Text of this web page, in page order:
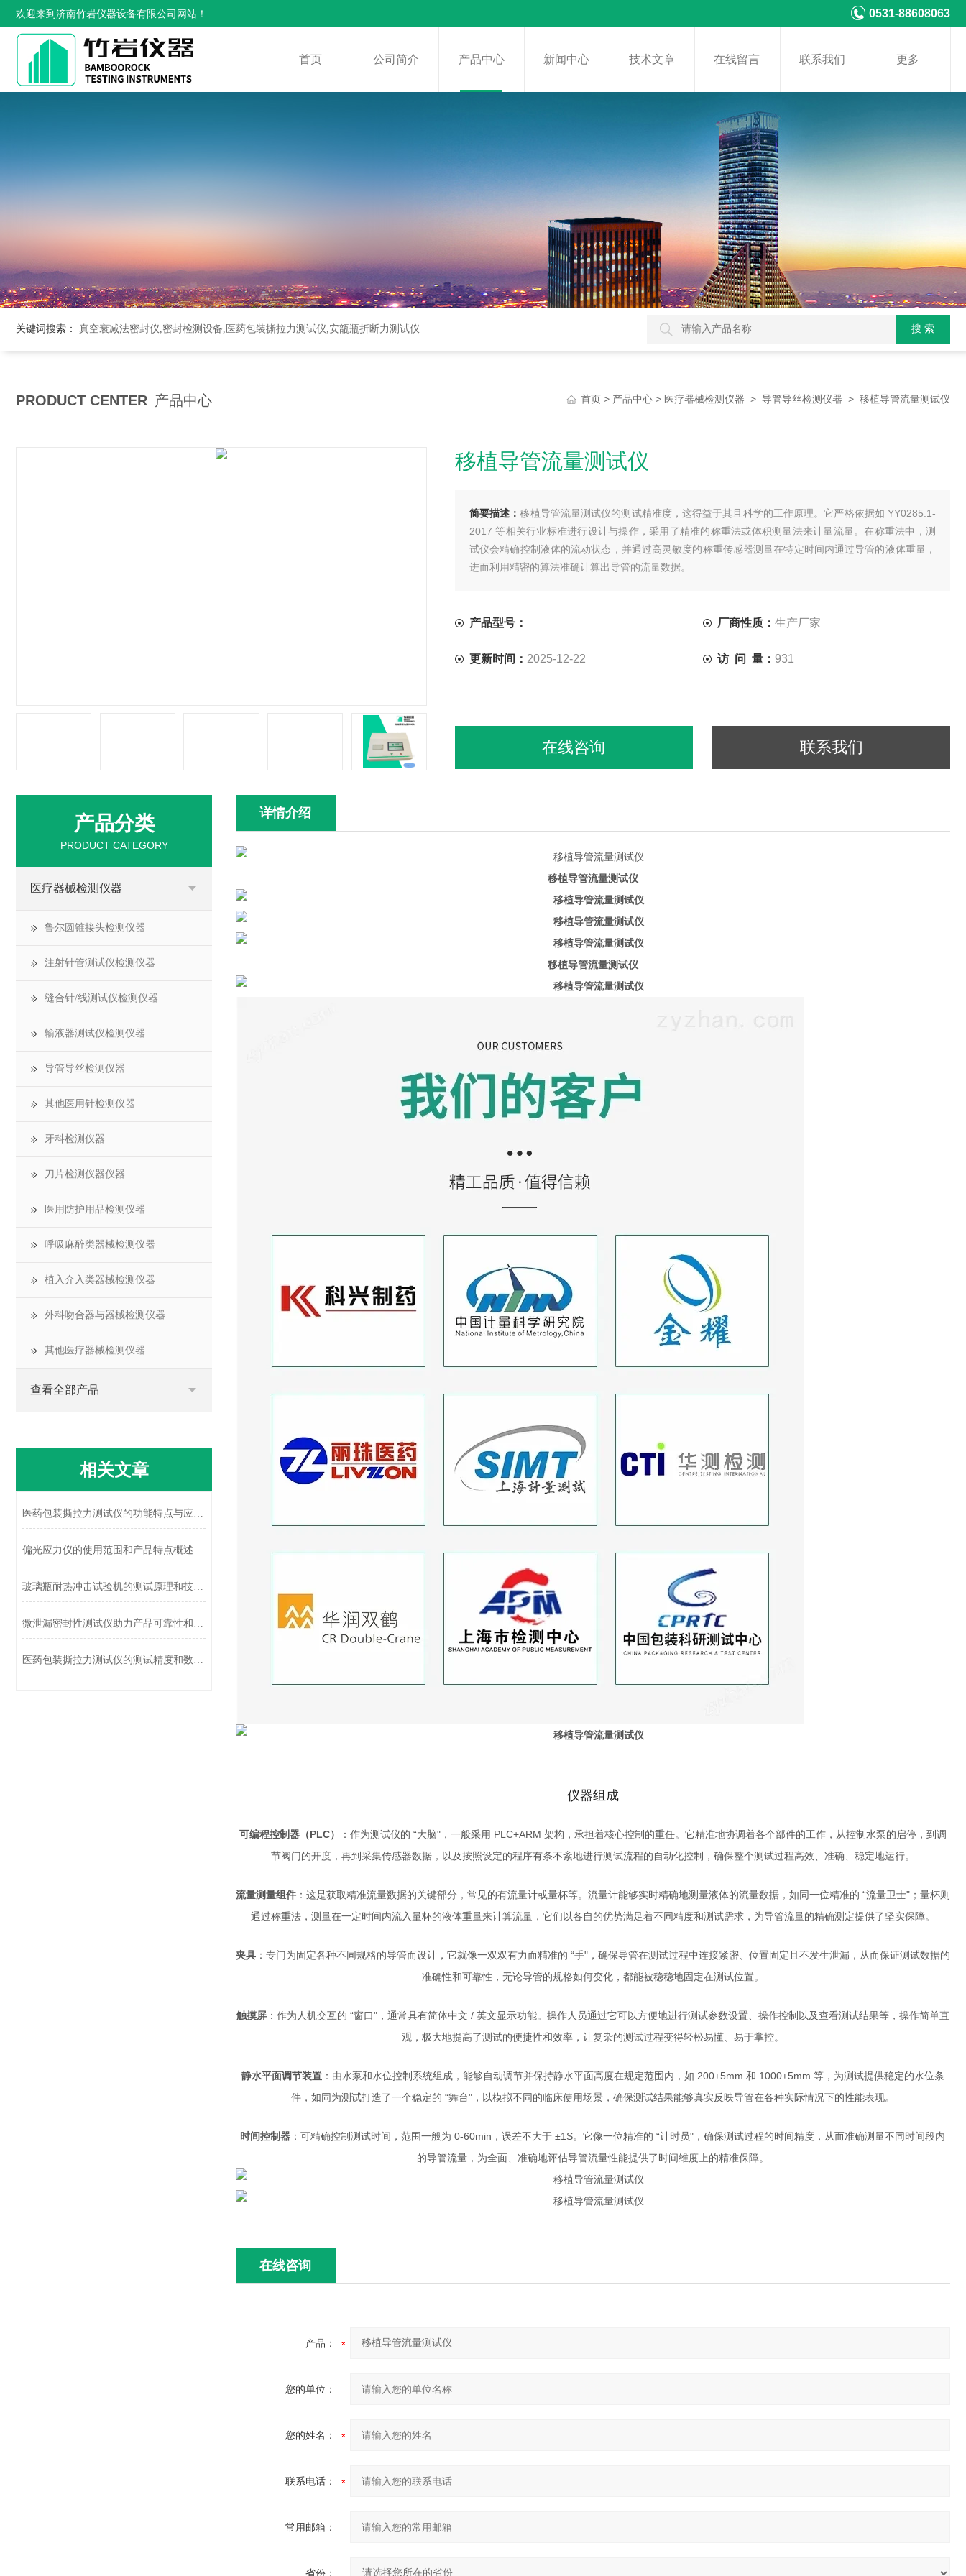
欢迎来到济南竹岩仪器设备有限公司网站！ 0531-88608063
首页 公司简介 产品中心 新闻中心 技术文章 在线留言 联系我们 更多
关键词搜索： 真空衰减法密封仪,密封检测设备,医药包装撕拉力测试仪,安瓿瓶折断力测试仪
PRODUCT CENTER 产品中心 首页 > 产品中心 > 医疗器械检测仪器 > 导管导丝检测仪器 > 移植导管流量测试仪
移植导管流量测试仪
简要描述：移植导管流量测试仪的测试精准度，这得益于其且科学的工作原理。它严格依据如 YY0285.1-
2017 等相关行业标准进行设计与操作，采用了精准的称重法或体积测量法来计量流量。在称重法中，测
试仪会精确控制液体的流动状态，并通过高灵敏度的称重传感器测量在特定时间内通过导管的液体重量，
进而利用精密的算法准确计算出导管的流量数据。
产品型号： 厂商性质： 生产厂家
更新时间： 2025-12-22 访 问 量： 931
在线咨询 联系我们
详情介绍
移植导管流量测试仪
移植导管流量测试仪
仪器组成
可编程控制器（PLC）
：作为测试仪的 “大脑"，一般采用 PLC+ARM 架构，承担着核心控制的重任。它精准地协调着各个部件的工作，从控制水泵的启停，到调
节阀门的开度，再到采集传感器数据，以及按照设定的程序有条不紊地进行测试流程的自动化控制，确保整个测试过程高效、准确、稳定地运行。
流量测量组件：这是获取精准流量数据的关键部分，常见的有流量计或量杯等。流量计能够实时精确地测量液体的流量数据，如同一位精准的 “流量卫士"；量杯则
通过称重法，测量在一定时间内流入量杯的液体重量来计算流量，它们以各自的优势满足着不同精度和测试需求，为导管流量的精确测定提供了坚实保障。
夹具：专门为固定各种不同规格的导管而设计，它就像一双双有力而精准的 “手"，确保导管在测试过程中连接紧密、位置固定且不发生泄漏，从而保证测试数据的
准确性和可靠性，无论导管的规格如何变化，都能被稳稳地固定在测试位置。
触摸屏：作为人机交互的 “窗口"，通常具有简体中文 / 英文显示功能。操作人员通过它可以方便地进行测试参数设置、操作控制以及查看测试结果等，操作简单直
观，极大地提高了测试的便捷性和效率，让复杂的测试过程变得轻松易懂、易于掌控。
静水平面调节装置：由水泵和水位控制系统组成，能够自动调节并保持静水平面高度在规定范围内，如 200±5mm 和 1000±5mm 等，为测试提供稳定的水位条
件，如同为测试打造了一个稳定的 “舞台"，以模拟不同的临床使用场景，确保测试结果能够真实反映导管在各种实际情况下的性能表现。
时间控制器 ：可精确控制测试时间，范围一般为 0-60min，误差不大于 ±1S。它像一位精准的 “计时员"，确保测试过程的时间精度，从而准确测量不同时间段内
的导管流量，为全面、准确地评估导管流量性能提供了时间维度上的精准保障。
在线咨询
产品：
您的单位：
您的姓名：
联系电话：
常用邮箱：
省份：
产品分类
PRODUCT CATEGORY
医疗器械检测仪器
鲁尔圆锥接头检测仪器
注射针管测试仪检测仪器
缝合针/线测试仪检测仪器
输液器测试仪检测仪器
导管导丝检测仪器
其他医用针检测仪器
牙科检测仪器
刀片检测仪器仪器
医用防护用品检测仪器
呼吸麻醉类器械检测仪器
植入介入类器械检测仪器
外科吻合器与器械检测仪器
其他医疗器械检测仪器
查看全部产品
相关文章
医药包装撕拉力测试仪的功能特点与应用分析
偏光应力仪的使用范围和产品特点概述
玻璃瓶耐热冲击试验机的测试原理和技术特征概述
微泄漏密封性测试仪助力产品可靠性和安全性
医药包装撕拉力测试仪的测试精度和数据分析介绍